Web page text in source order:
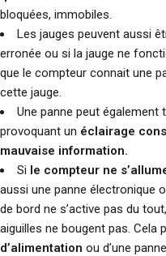
bloquées, immobiles.
Les jauges peuvent aussi
erronée ou si la jauge ne
que le compteur connait une
cette jauge.
Une panne peut également
provoquant un éclairage
mauvaise information.
Si le compteur ne
aussi une panne électronique
de bord ne s’active pas du
aiguilles ne bougent pas. Cela
d’alimentation ou d’une